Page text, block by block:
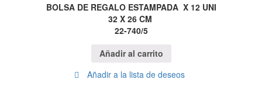
BOLSA DE REGALO ESTAMPADA X 12 UNI
32 X 26 CM
22-740/5
Añadir al carrito
Añadir a la lista de deseos